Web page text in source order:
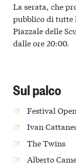
La serata, che
pubblico di tutte
Piazzale delle
dalle ore 20:00.
Sul palco
Festival
Ivan
The Twins
Alberto